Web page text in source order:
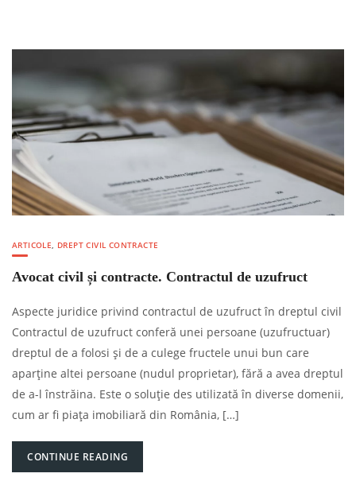
ARTICOLE, DREPT CIVIL CONTRACTE
Avocat civil și contracte. Contractul de uzufruct
Aspecte juridice privind contractul de uzufruct în dreptul civil
Contractul de uzufruct conferă unei persoane (uzufructuar)
dreptul de a folosi și de a culege fructele unui bun care
aparține altei persoane (nudul proprietar), fără a avea dreptul
de a-l înstrăina. Este o soluție des utilizată în diverse domenii,
cum ar fi piața imobiliară din România, […]
CONTINUE READING